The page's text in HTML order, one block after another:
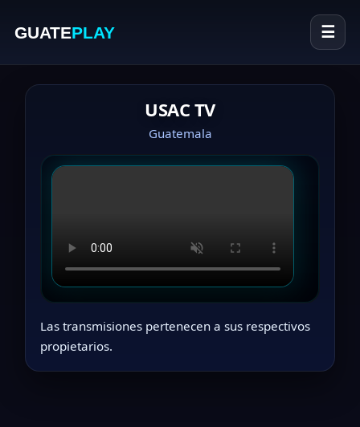
GUATEPLAY ☰
USAC TV
Guatemala
Las transmisiones pertenecen a sus respectivos
propietarios.